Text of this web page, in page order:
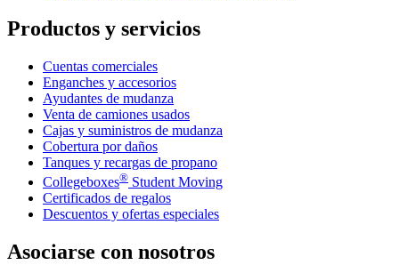
Productos y servicios
Cuentas comerciales
Enganches y accesorios
Ayudantes de mudanza
Venta de camiones usados
Cajas y suministros de mudanza
Cobertura por daños
Tanques y recargas de propano
Collegeboxes® Student Moving
Certificados de regalos
Descuentos y ofertas especiales
Asociarse con nosotros